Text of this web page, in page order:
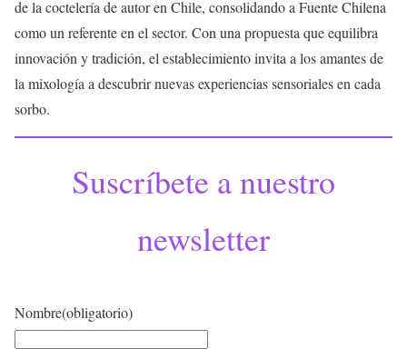
de la coctelería de autor en Chile, consolidando a Fuente Chilena
como un referente en el sector. Con una propuesta que equilibra
innovación y tradición, el establecimiento invita a los amantes de
la mixología a descubrir nuevas experiencias sensoriales en cada
sorbo.
Suscríbete a nuestro
newsletter
Nombre(obligatorio)